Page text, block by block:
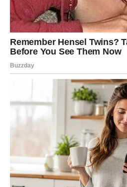
Pred vama su dani tokom kojih
ko vam donosi mir, a ko stres.
Jedna istina donosi vam veliko
Konačno birate sebe
Pred vama su mnogo stabilniji i
Zvijezde vam donose veoma
period.